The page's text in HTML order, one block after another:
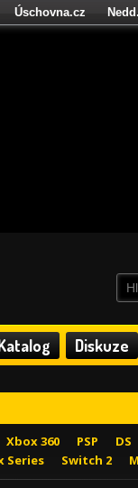
Diskuze
Xbox 360 PSP
DS
Series Switch 2
Úschovna.cz